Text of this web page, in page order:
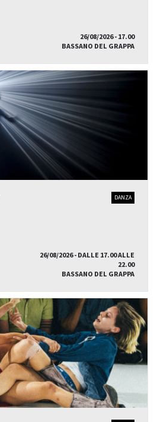
26/08/2026 - 17.00
BASSANO DEL GRAPPA
DANZA
26/08/2026 - DALLE 17.00 ALLE
22.00
BASSANO DEL GRAPPA